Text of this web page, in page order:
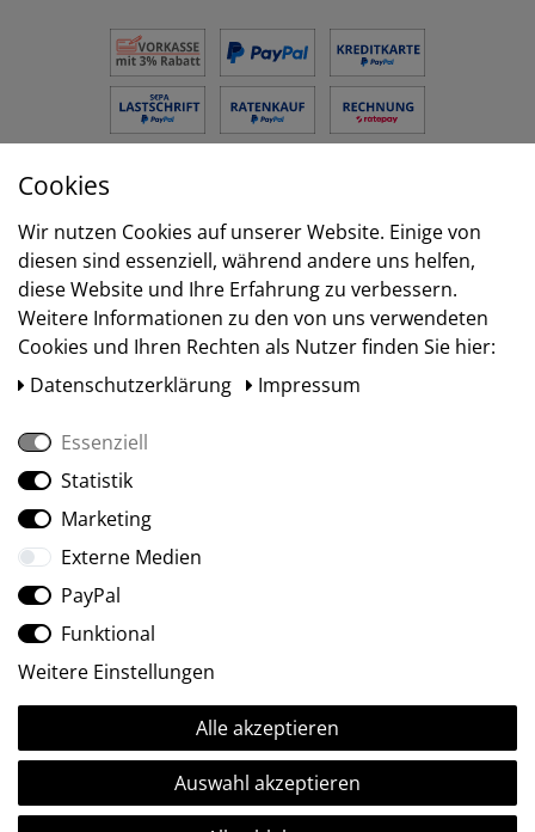
Versand
Social Media
Ⓒ2009-2026 ARTland GmbH • Alle Rechte vorbehalten.
Cookies
Wir nutzen Cookies auf unserer Website. Einige von
diesen sind essenziell, während andere uns helfen,
diese Website und Ihre Erfahrung zu verbessern.
Weitere Informationen zu den von uns verwendeten
Cookies und Ihren Rechten als Nutzer finden Sie hier:
Daten­schutz­erklärung
Impressum
Essenziell
Statistik
Marketing
Externe Medien
PayPal
Funktional
Weitere Einstellungen
Alle akzeptieren
Auswahl akzeptieren